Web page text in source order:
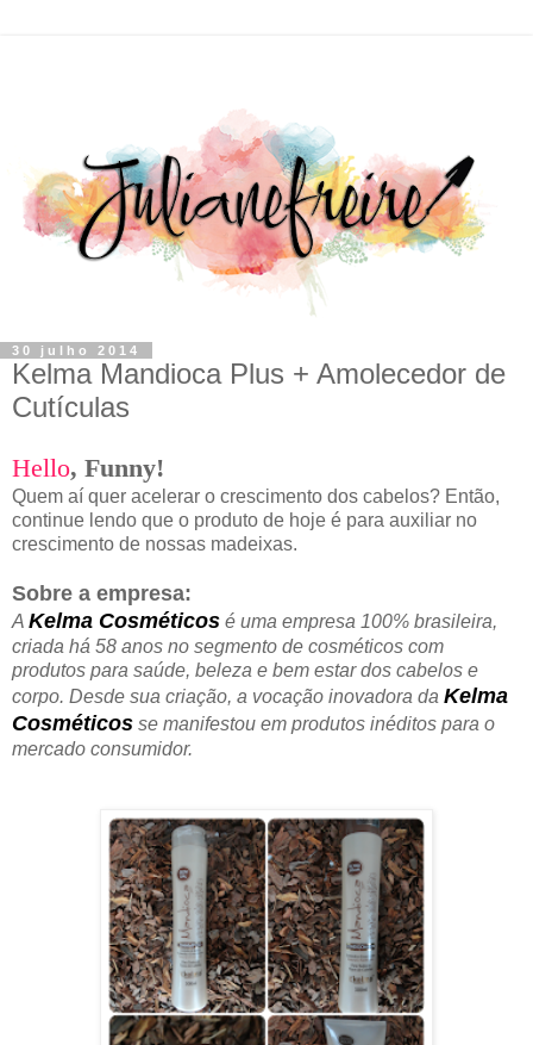
30 julho 2014
Kelma Mandioca Plus + Amolecedor de
Cutículas
Hello, Funny!
Quem aí quer acelerar o crescimento dos cabelos? Então,
continue lendo que o produto de hoje é para auxiliar no
crescimento de nossas madeixas.
Sobre a empresa:
A Kelma Cosméticos é uma empresa 100% brasileira,
criada há 58 anos no segmento de cosméticos com
produtos para saúde, beleza e bem estar dos cabelos e
corpo. Desde sua criação, a vocação inovadora da Kelma
Cosméticos se manifestou em produtos inéditos para o
mercado consumidor.